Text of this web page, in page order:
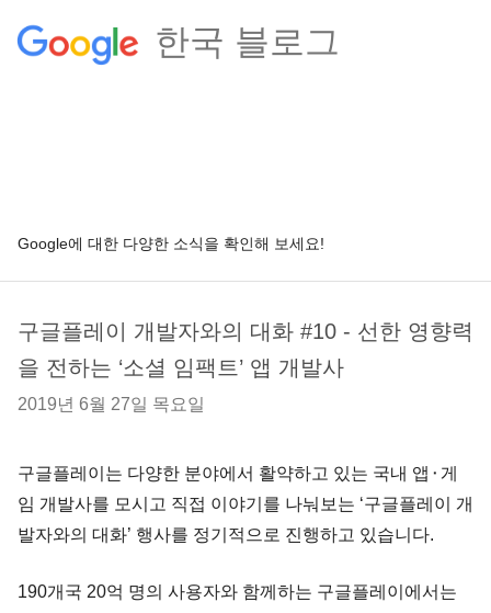
한국 블로그
Google에 대한 다양한 소식을 확인해 보세요!
구글플레이 개발자와의 대화 #10 - 선한 영향력
을 전하는 ‘소셜 임팩트’ 앱 개발사
2019년 6월 27일 목요일
구글플레이는 다양한 분야에서 활약하고 있는 국내 앱⬝게
임 개발사를 모시고 직접 이야기를 나눠보는 ‘구글플레이 개
발자와의 대화’ 행사를 정기적으로 진행하고 있습니다.
190개국 20억 명의 사용자와 함께하는 구글플레이에서는